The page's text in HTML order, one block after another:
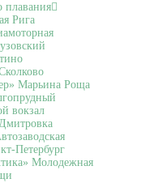
плавания
Рига
Марьина Роща
вокзал
Петербург
Молодежная